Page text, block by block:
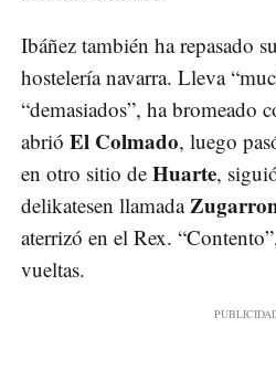
Ibáñez también ha repasado
hostelería navarra. Lleva
“demasiados”, ha bromeado
abrió El Colmado, luego
en otro sitio de Huarte,
delikatesen llamada
aterrizó en el Rex.
vueltas.